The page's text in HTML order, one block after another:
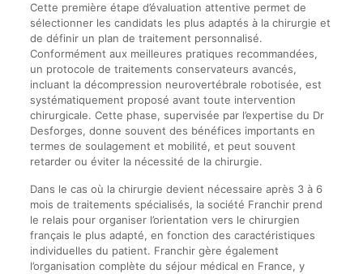
Cette première étape d’évaluation attentive permet de
sélectionner les candidats les plus adaptés à la chirurgie et
de définir un plan de traitement personnalisé.
Conformément aux meilleures pratiques recommandées,
un protocole de traitements conservateurs avancés,
incluant la décompression neurovertébrale robotisée, est
systématiquement proposé avant toute intervention
chirurgicale. Cette phase, supervisée par l’expertise du Dr
Desforges, donne souvent des bénéfices importants en
termes de soulagement et mobilité, et peut souvent
retarder ou éviter la nécessité de la chirurgie.
Dans le cas où la chirurgie devient nécessaire après 3 à 6
mois de traitements spécialisés, la société Franchir prend
le relais pour organiser l’orientation vers le chirurgien
français le plus adapté, en fonction des caractéristiques
individuelles du patient. Franchir gère également
l’organisation complète du séjour médical en France, y